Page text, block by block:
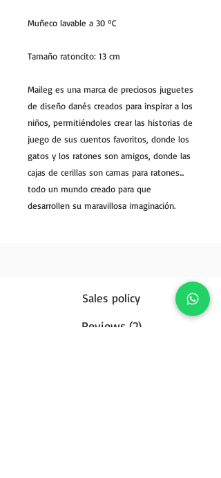
Muñeco lavable a 30 ºC
Tamaño ratoncito: 13 cm
Maileg es una marca de preciosos juguetes
de diseño danés creados para inspirar a los
niños, permitiéndoles crear las historias de
juego de sus cuentos favoritos, donde los
gatos y los ratones son amigos, donde las
cajas de cerillas son camas para ratones...
todo un mundo creado para que
desarrollen su maravillosa imaginación.
Sales policy
Reviews (2)